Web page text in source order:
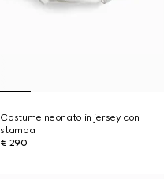
Costume neonato in jersey con
stampa
€ 290